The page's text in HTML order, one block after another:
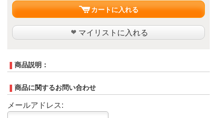
カートに入れる
マイリストに入れる
商品説明：
商品に関するお問い合わせ
メールアドレス: